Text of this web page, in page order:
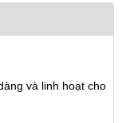
và linh hoạt cho